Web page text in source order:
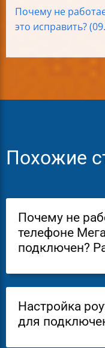
Почему не
это исправить?
Похожие
Почему не
телефоне
подключен?
Настройка
для